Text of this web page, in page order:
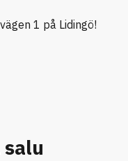
1 på Lidingö!